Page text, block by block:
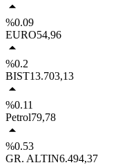
%0.09
EURO54,96
%0.2
BIST13.703,13
%0.11
Petrol79,78
%0.53
GR. ALTIN6.494,37